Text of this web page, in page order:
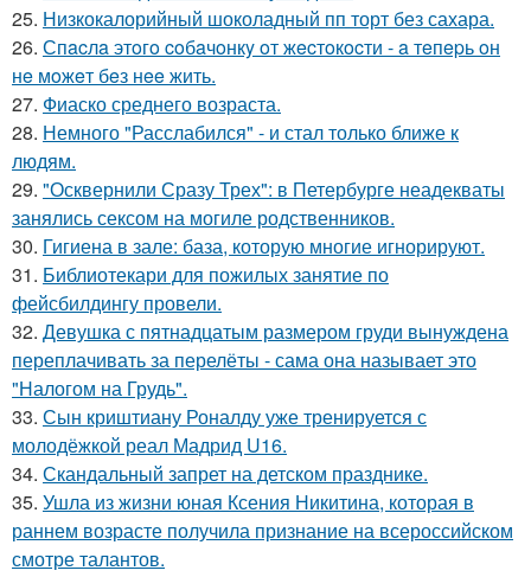
25. Низкокалорийный шоколадный пп торт без сахара.
26. Спacлa этoгo coбaчoнкy oт жecтoкocти - a тeпepь oн
нe мoжeт бeз нee жить.
27. Фиаско среднего возраста.
28. Немного "Расслабился" - и стал только ближе к
людям.
29. "Осквернили Сразу Трех": в Петербурге неадекваты
занялись сексом на могиле родственников.
30. Гигиена в зале: база, которую многие игнорируют.
31. Библиотекари для пожилых занятие по
фейсбилдингу провели.
32. Девушка с пятнадцатым размером груди вынуждена
переплачивать за перелёты - сама она называет это
"Налогом на Грудь".
33. Сын криштиану Роналду уже тренируется с
молодёжкой реал Мадрид U16.
34. Скандальный запрет на детском празднике.
35. Ушла из жизни юная Ксения Никитина, которая в
раннем возрасте получила признание на всероссийском
смотре талантов.